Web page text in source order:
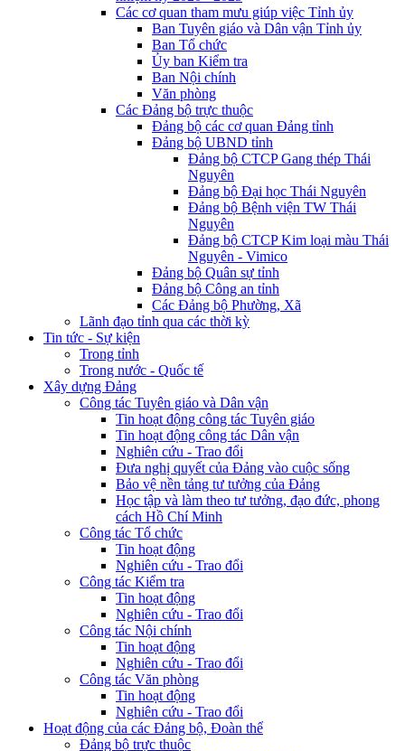
Các cơ quan tham mưu giúp việc Tỉnh ủy
Ban Tuyên giáo và Dân vận Tỉnh ủy
Ban Tổ chức
Ủy ban Kiểm tra
Ban Nội chính
Văn phòng
Các Đảng bộ trực thuộc
Đảng bộ các cơ quan Đảng tỉnh
Đảng bộ UBND tỉnh
Đảng bộ CTCP Gang thép Thái
Nguyên
Đảng bộ Đại học Thái Nguyên
Đảng bộ Bệnh viện TW Thái
Nguyên
Đảng bộ CTCP Kim loại màu Thái
Nguyên - Vimico
Đảng bộ Quân sự tỉnh
Đảng bộ Công an tỉnh
Các Đảng bộ Phường, Xã
Lãnh đạo tỉnh qua các thời kỳ
Tin tức - Sự kiện
Trong tỉnh
Trong nước - Quốc tế
Xây dựng Đảng
Công tác Tuyên giáo và Dân vận
Tin hoạt động công tác Tuyên giáo
Tin hoạt động công tác Dân vận
Nghiên cứu - Trao đổi
Đưa nghị quyết của Đảng vào cuộc sống
Bảo vệ nền tảng tư tưởng của Đảng
Học tập và làm theo tư tưởng, đạo đức, phong
cách Hồ Chí Minh
Công tác Tổ chức
Tin hoạt động
Nghiên cứu - Trao đổi
Công tác Kiểm tra
Tin hoạt động
Nghiên cứu - Trao đổi
Công tác Nội chính
Tin hoạt động
Nghiên cứu - Trao đổi
Công tác Văn phòng
Tin hoạt động
Nghiên cứu - Trao đổi
Hoạt động của các Đảng bộ, Đoàn thể
Đảng bộ trực thuộc